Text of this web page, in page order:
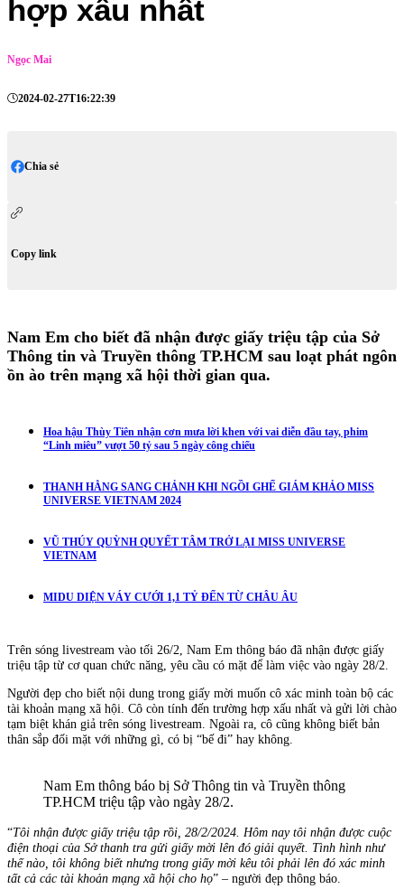
hợp xấu nhất
Ngọc Mai
2024-02-27T16:22:39
Chia sẻ
Copy link
Nam Em cho biết đã nhận được giấy triệu tập của Sở
Thông tin và Truyền thông TP.HCM sau loạt phát ngôn
ồn ào trên mạng xã hội thời gian qua.
Hoa hậu Thùy Tiên nhận cơn mưa lời khen với vai diễn đầu tay, phim
“Linh miêu” vượt 50 tỷ sau 5 ngày công chiếu
THANH HẰNG SANG CHẢNH KHI NGỒI GHẾ GIÁM KHẢO MISS
UNIVERSE VIETNAM 2024
VŨ THÚY QUỲNH QUYẾT TÂM TRỞ LẠI MISS UNIVERSE
VIETNAM
MIDU DIỆN VÁY CƯỚI 1,1 TỶ ĐẾN TỪ CHÂU ÂU
Trên sóng livestream vào tối 26/2, Nam Em thông báo đã nhận được giấy
triệu tập từ cơ quan chức năng, yêu cầu có mặt để làm việc vào ngày 28/2.
Người đẹp cho biết nội dung trong giấy mời muốn cô xác minh toàn bộ các
tài khoản mạng xã hội. Cô còn tính đến trường hợp xấu nhất và gửi lời chào
tạm biệt khán giả trên sóng livestream. Ngoài ra, cô cũng không biết bản
thân sắp đối mặt với những gì, có bị “bế đi” hay không.
Nam Em thông báo bị Sở Thông tin và Truyền thông
TP.HCM triệu tập vào ngày 28/2.
“Tôi nhận được giấy triệu tập rồi, 28/2/2024. Hôm nay tôi nhận được cuộc
điện thoại của Sở thanh tra gửi giấy mời lên đó giải quyết. Tình hình như
thế nào, tôi không biết nhưng trong giấy mời kêu tôi phải lên đó xác minh
tất cả các tài khoản mạng xã hội cho họ” – người đẹp thông báo.